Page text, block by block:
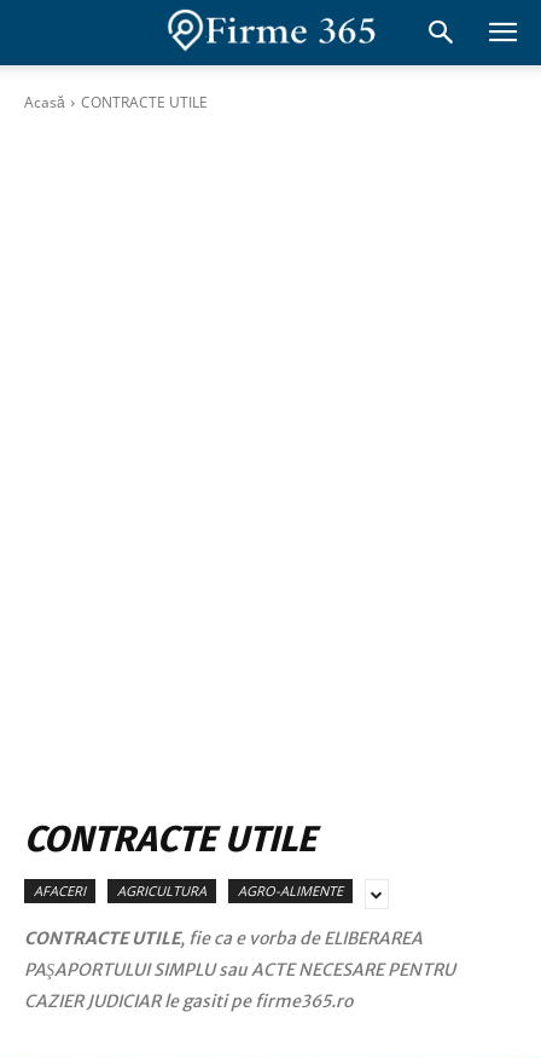
Acasă CONTRACTE UTILE
CONTRACTE UTILE
AFACERI AGRICULTURA AGRO-ALIMENTE
CONTRACTE UTILE, fie ca e vorba de ELIBERAREA
PAŞAPORTULUI SIMPLU sau ACTE NECESARE PENTRU
CAZIER JUDICIAR le gasiti pe firme365.ro